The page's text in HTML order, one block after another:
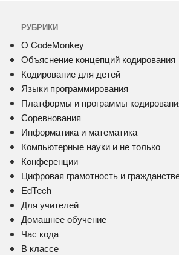
РУБРИКИ
О CodeMonkey
Объяснение концепций кодирования
Кодирование для детей
Языки программирования
Платформы и программы
Соревнования
Информатика и математика
Компьютерные науки и не только
Конференции
Цифровая грамотность и
EdTech
Для учителей
Домашнее обучение
Час кода
В классе